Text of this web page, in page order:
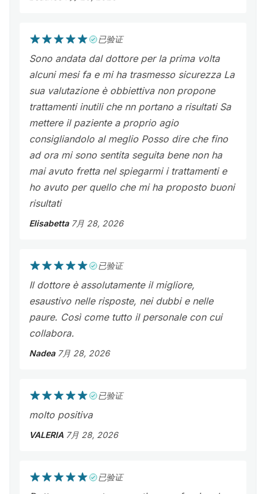
已验证
Sono andata dal dottore per la prima volta
alcuni mesi fa e mi ha trasmesso sicurezza La
sua valutazione è obbiettiva non propone
trattamenti inutili che nn portano a risultati Sa
mettere il paziente a proprio agio
consigliandolo al meglio Posso dire che fino
ad ora mi sono sentita seguita bene non ha
mai avuto fretta nel spiegarmi i trattamenti e
ho avuto per quello che mi ha proposto buoni
risultati
Elisabetta 7月 28, 2026
已验证
Il dottore è assolutamente il migliore,
esaustivo nelle risposte, nei dubbi e nelle
paure. Così come tutto il personale con cui
collabora.
Nadea 7月 28, 2026
已验证
molto positiva
VALERIA 7月 28, 2026
已验证